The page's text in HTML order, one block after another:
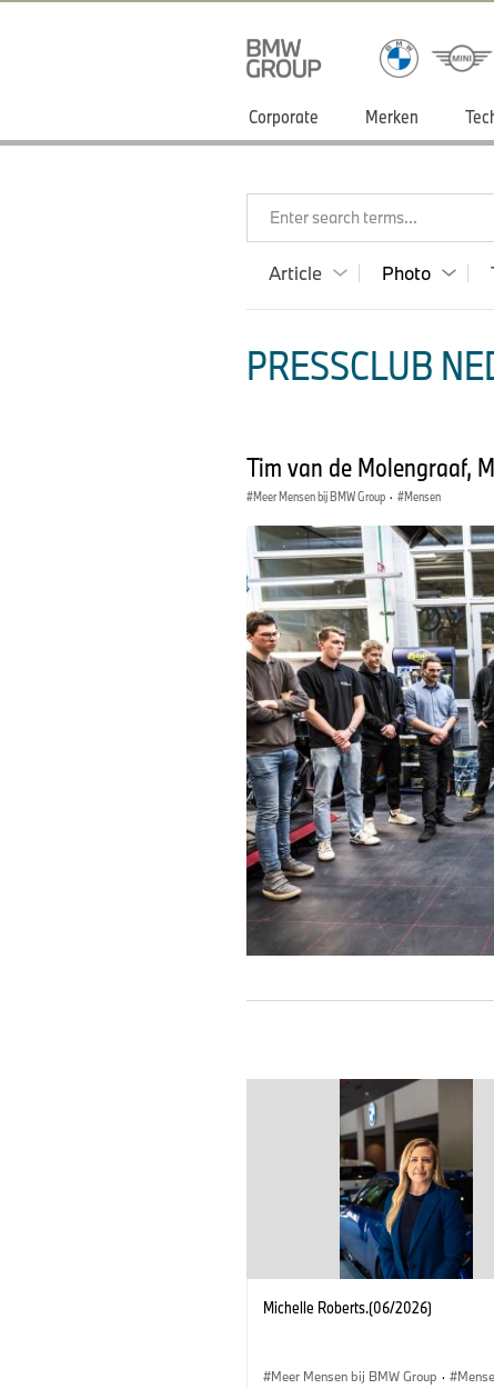
Corporate Merken
Enter search terms...
Article Photo
PRESSCLUB
Tim van de Molengraaf,
Meer Mensen bij BMW Group · Mensen
Michelle Roberts.(06/2026)
Meer Mensen bij BMW Group ·